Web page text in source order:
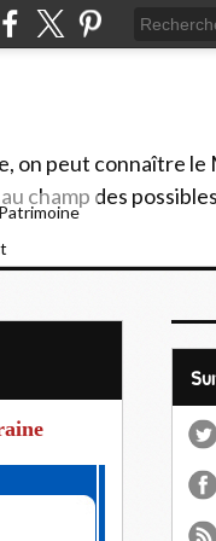
on peut connaître le
champ des
Patrimoine